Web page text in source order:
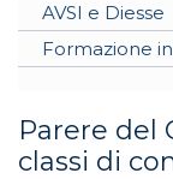
AVSI e Diesse
Formazione
Parere del
classi di